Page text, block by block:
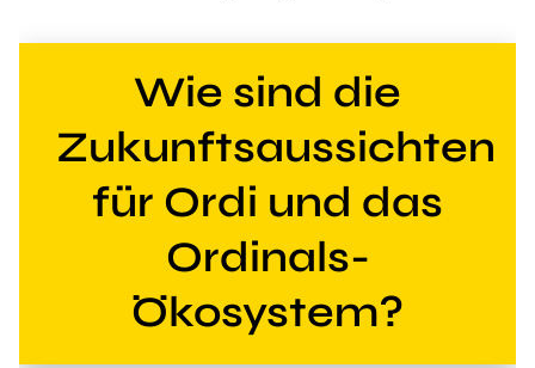
Wie sind die
Zukunftsaussichten
für Ordi und das
Ordinals-
Ökosystem?